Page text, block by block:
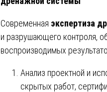
Современная экспертиза
и разрушающего контроля,
воспроизводимых
Анализ проектной и
скрытых работ,